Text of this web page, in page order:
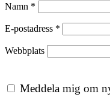
Namn *
E-postadress *
Webbplats
Meddela mig om